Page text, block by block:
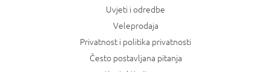
Uvjeti i odredbe
Veleprodaja
Privatnost i politika privatnosti
Često postavljana pitanja